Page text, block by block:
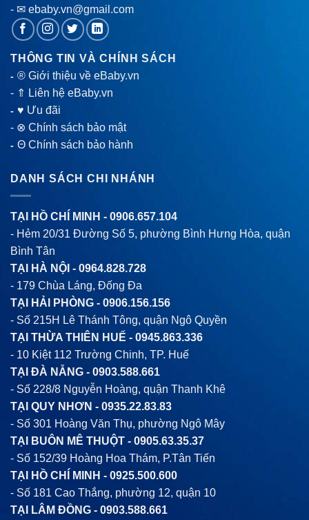
- ✉ ebaby.vn@gmail.com
THÔNG TIN VÀ CHÍNH SÁCH
-® Giới thiệu về eBaby.vn
- ⇑ Liên hệ eBaby.vn
-♥ Ưu đãi
- ⊗ Chính sách bảo mật
-Θ Chính sách bảo hành
DANH SÁCH CHI NHÁNH
TẠI HỒ CHÍ MINH - 0906.657.104
- Hẻm 20/31 Đường Số 5, phường Bình Hưng Hòa, quận
Bình Tân
TẠI HÀ NỘI - 0964.828.728
- 179 Chùa Láng, Đống Đa
TẠI HẢI PHÒNG - 0906.156.156
- Số 215H Lê Thánh Tông, quận Ngô Quyền
TẠI THỪA THIÊN HUẾ - 0945.863.336
- 10 Kiệt 112 Trường Chinh, TP. Huế
TẠI ĐÀ NẴNG - 0903.588.661
- Số 228/8 Nguyễn Hoàng, quận Thanh Khê
TẠI QUY NHƠN - 0935.22.83.83
- Số 301 Hoàng Văn Thụ, phường Ngô Mây
TẠI BUÔN MÊ THUỘT - 0905.63.35.37
- Số 152/39 Hoàng Hoa Thám, P.Tân Tiến
TẠI HỒ CHÍ MINH - 0925.500.600
- Số 181 Cao Thắng, phường 12, quận 10
TẠI LÂM ĐỒNG - 0903.588.661